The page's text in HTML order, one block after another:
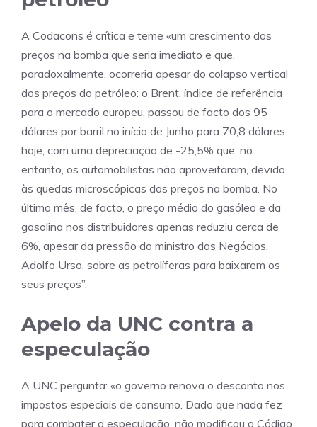
A Codacons é crítica e teme «um crescimento dos
preços na bomba que seria imediato e que,
paradoxalmente, ocorreria apesar do colapso vertical
dos preços do petróleo: o Brent, índice de referência
para o mercado europeu, passou de facto dos 95
dólares por barril no início de Junho para 70,8 dólares
hoje, com uma depreciação de -25,5% que, no
entanto, os automobilistas não aproveitaram, devido
às quedas microscópicas dos preços na bomba. No
último mês, de facto, o preço médio do gasóleo e da
gasolina nos distribuidores apenas reduziu cerca de
6%, apesar da pressão do ministro dos Negócios,
Adolfo Urso, sobre as petrolíferas para baixarem os
seus preços”.
Apelo da UNC contra a
especulação
A UNC pergunta: «o governo renova o desconto nos
impostos especiais de consumo. Dado que nada fez
para combater a especulação, não modificou o Código